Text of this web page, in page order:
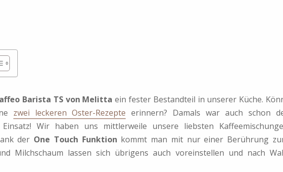
Barista TS von Melitta ein fester Bestandteil in unserer Küche.
zwei leckeren Oster-Rezepte erinnern? Damals war auch schon
Wir haben uns mittlerweile unsere liebsten
der One Touch Funktion kommt man mit nur einer Berührung
Milchschaum lassen sich übrigens auch voreinstellen und nach